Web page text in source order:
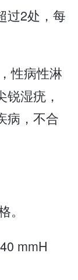
过2处，每
性病性淋
湿疣，
病，不合
mmH